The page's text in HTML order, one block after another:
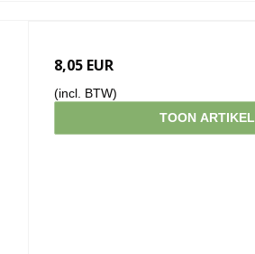
8,05 EUR
(incl. BTW)
TOON ARTIKEL